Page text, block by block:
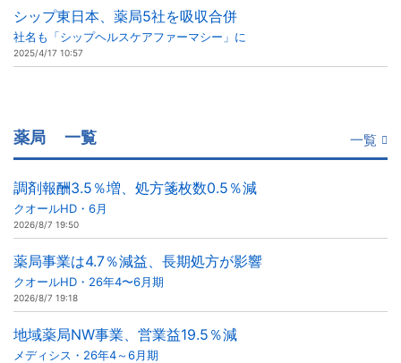
シップ東日本、薬局5社を吸収合併
社名も「シップヘルスケアファーマシー」に
2025/4/17 10:57
薬局 一覧 一覧
調剤報酬3.5％増、処方箋枚数0.5％減
クオールHD・6月
2026/8/7 19:50
薬局事業は4.7％減益、長期処方が影響
クオールHD・26年4〜6月期
2026/8/7 19:18
地域薬局NW事業、営業益19.5％減
メディシス・26年4～6月期